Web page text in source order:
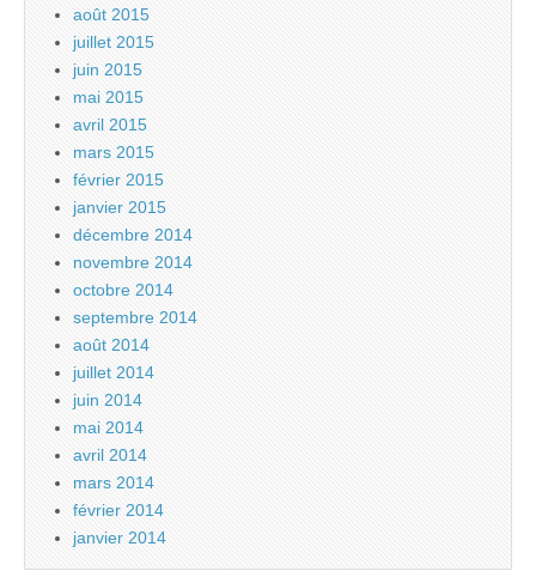
août 2015
juillet 2015
juin 2015
mai 2015
avril 2015
mars 2015
février 2015
janvier 2015
décembre 2014
novembre 2014
octobre 2014
septembre 2014
août 2014
juillet 2014
juin 2014
mai 2014
avril 2014
mars 2014
février 2014
janvier 2014